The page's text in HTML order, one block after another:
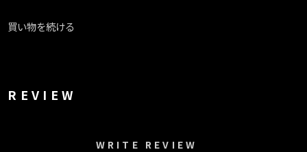
買い物を続ける
REVIEW
WRITE REVIEW